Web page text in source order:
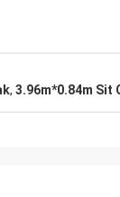
, 3.96m*0.84m Sit